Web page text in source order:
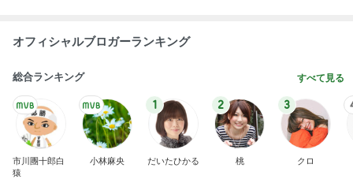
オフィシャルブロガーランキング
総合ランキング すべて見る
市川團十郎白
猿
小林麻央
1
だいたひかる
2
桃
3
クロ